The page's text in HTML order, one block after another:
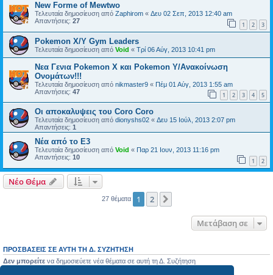
New Forme of Mewtwo
Τελευταία δημοσίευση από Zaphirom « Δευ 02 Σεπ, 2013 12:40 am
Απαντήσεις: 27 1 2 3
Pokemon X/Y Gym Leaders
Τελευταία δημοσίευση από Void « Τρί 06 Αύγ, 2013 10:41 pm
Νεα Γενια Pokemon X και Pokemon Y/Ανακοίνωση
Ονομάτων!!!
Τελευταία δημοσίευση από nikmaster9 « Πέμ 01 Αύγ, 2013 1:55 am
Απαντήσεις: 47 1 2 3 4 5
Οι αποκαλυψεις του Coro Coro
Τελευταία δημοσίευση από dionyshs02 « Δευ 15 Ιούλ, 2013 2:07 pm
Απαντήσεις: 1
Νέα από το E3
Τελευταία δημοσίευση από Void « Παρ 21 Ιουν, 2013 11:16 pm
Απαντήσεις: 10 1 2
Νέο Θέμα
27 θέματα 1 2
Μετάβαση σε
ΠΡΟΣΒΆΣΕΙΣ ΣΕ ΑΥΤΉ ΤΗ Δ. ΣΥΖΉΤΗΣΗ
Δεν μπορείτε να δημοσιεύετε νέα θέματα σε αυτή τη Δ. Συζήτηση